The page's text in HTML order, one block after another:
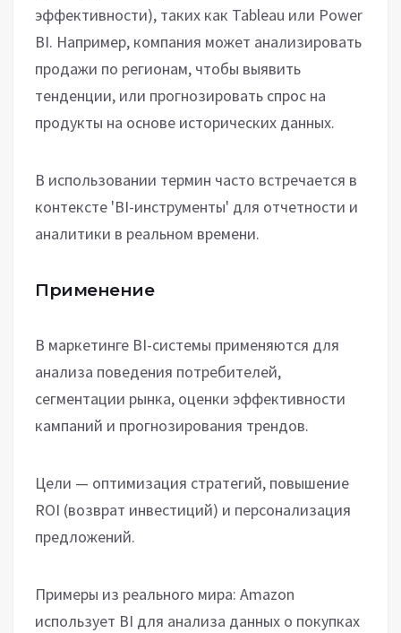
эффективности), таких как Tableau или Power
BI. Например, компания может анализировать
продажи по регионам, чтобы выявить
тенденции, или прогнозировать спрос на
продукты на основе исторических данных.
В использовании термин часто встречается в
контексте 'BI-инструменты' для отчетности и
аналитики в реальном времени.
Применение
В маркетинге BI-системы применяются для
анализа поведения потребителей,
сегментации рынка, оценки эффективности
кампаний и прогнозирования трендов.
Цели — оптимизация стратегий, повышение
ROI (возврат инвестиций) и персонализация
предложений.
Примеры из реального мира: Amazon
использует BI для анализа данных о покупках